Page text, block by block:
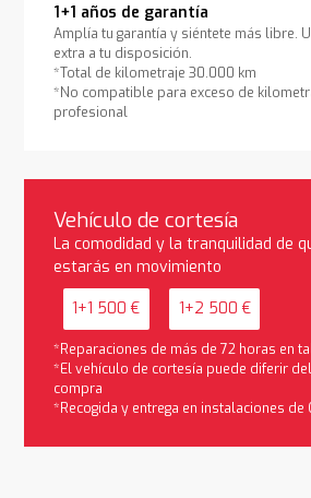
1+1 años de garantía
Amplía tu garantía y siéntete más libre.
extra a tu disposición.
*Total de kilometraje 30.000 km
*No compatible para exceso de
profesional
Vehículo de cortesía
La comodidad y la tranquilidad de
estarás en movimiento
1+1 500 € 1+2 500 €
*Reparaciones de más de 72 horas en
*El vehículo de cortesía puede diferir
compra
*Recogida y entrega en instalaciones de